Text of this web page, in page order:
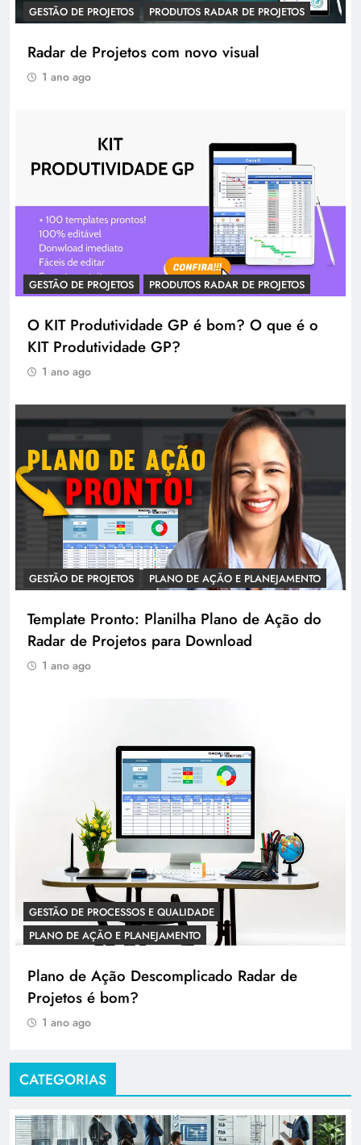
GESTÃO DE PROJETOS PRODUTOS RADAR DE PROJETOS
Radar de Projetos com novo visual
1 ano ago
GESTÃO DE PROJETOS PRODUTOS RADAR DE PROJETOS
O KIT Produtividade GP é bom? O que é o
KIT Produtividade GP?
1 ano ago
GESTÃO DE PROJETOS PLANO DE AÇÃO E PLANEJAMENTO
Template Pronto: Planilha Plano de Ação do
Radar de Projetos para Download
1 ano ago
GESTÃO DE PROCESSOS E QUALIDADE
PLANO DE AÇÃO E PLANEJAMENTO
Plano de Ação Descomplicado Radar de
Projetos é bom?
1 ano ago
CATEGORIAS